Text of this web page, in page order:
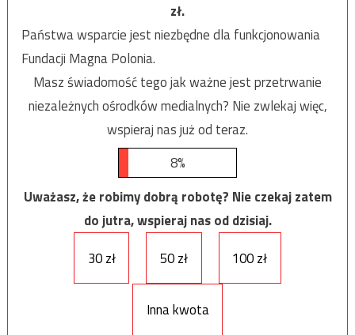
zł.
Państwa wsparcie jest niezbędne dla funkcjonowania
Fundacji Magna Polonia.
Masz świadomość tego jak ważne jest przetrwanie
niezależnych ośrodków medialnych? Nie zwlekaj więc,
wspieraj nas już od teraz.
8%
Uważasz, że robimy dobrą robotę? Nie czekaj zatem
do jutra, wspieraj nas od dzisiaj.
30 zł
50 zł 100 zł
Inna kwota